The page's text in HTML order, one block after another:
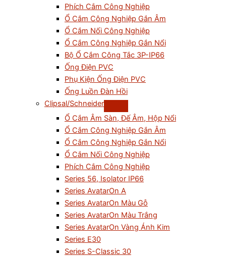
Phích Cắm Công Nghiệp
Ổ Cắm Công Nghiệp Gắn Âm
Ổ Cắm Nối Công Nghiệp
Ổ Cắm Công Nghiệp Gắn Nổi
Bộ Ổ Cắm Công Tắc 3P-IP66
Ống Điện PVC
Phụ Kiện Ống Điện PVC
Ống Luồn Đàn Hồi
Clipsal/Schneider
Ổ Cắm Âm Sàn, Đế Âm, Hộp Nổi
Ổ Cắm Công Nghiệp Gắn Âm
Ổ Cắm Công Nghiệp Gắn Nổi
Ổ Cắm Nối Công Nghiệp
Phích Cắm Công Nghiệp
Series 56, Isolator IP66
Series AvatarOn A
Series AvatarOn Màu Gỗ
Series AvatarOn Màu Trắng
Series AvatarOn Vàng Ánh Kim
Series E30
Series S-Classic 30